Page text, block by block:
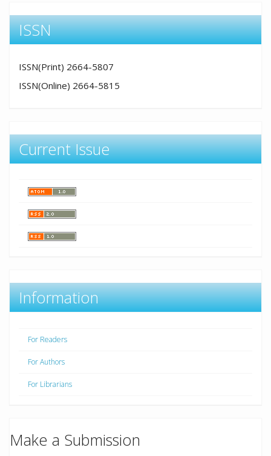
ISSN
ISSN(Print) 2664-5807
ISSN(Online) 2664-5815
Current Issue
Information
For Readers
For Authors
For Librarians
Make a Submission